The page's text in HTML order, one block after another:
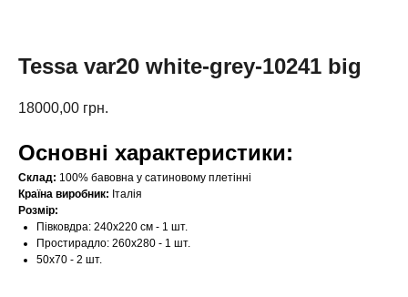
Tessa var20 white-grey-10241 big
18000,00 грн.
Основні характеристики:
Склад: 100% бавовна у сатиновому плетінні
Країна виробник: Італія
Розмір:
Півковдра: 240х220 см - 1 шт.
Простирадло: 260х280 - 1 шт.
50х70 - 2 шт.